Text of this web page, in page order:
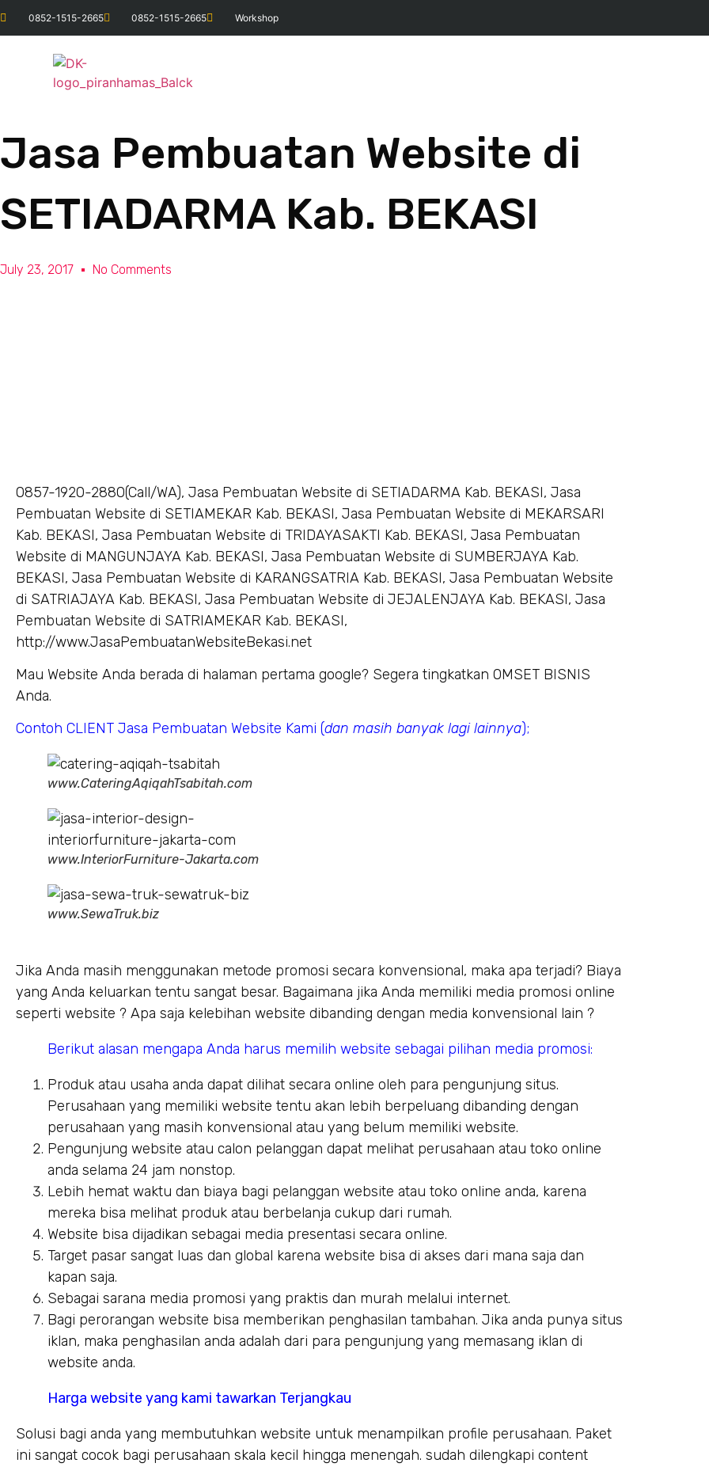
0852-1515-2665 0852-1515-2665 Workshop
Jasa Pembuatan Website di
SETIADARMA Kab. BEKASI
July 23, 2017 No Comments
0857-1920-2880(Call/WA), Jasa Pembuatan Website di SETIADARMA Kab. BEKASI, Jasa
Pembuatan Website di SETIAMEKAR Kab. BEKASI, Jasa Pembuatan Website di MEKARSARI
Kab. BEKASI, Jasa Pembuatan Website di TRIDAYASAKTI Kab. BEKASI, Jasa Pembuatan
Website di MANGUNJAYA Kab. BEKASI, Jasa Pembuatan Website di SUMBERJAYA Kab.
BEKASI, Jasa Pembuatan Website di KARANGSATRIA Kab. BEKASI, Jasa Pembuatan Website
di SATRIAJAYA Kab. BEKASI, Jasa Pembuatan Website di JEJALENJAYA Kab. BEKASI, Jasa
Pembuatan Website di SATRIAMEKAR Kab. BEKASI,
http://www.JasaPembuatanWebsiteBekasi.net
Mau Website Anda berada di halaman pertama google? Segera tingkatkan OMSET BISNIS
Anda.
Contoh CLIENT Jasa Pembuatan Website Kami (dan masih banyak lagi lainnya);
www.CateringAqiqahTsabitah.com
www.InteriorFurniture-Jakarta.com
www.SewaTruk.biz
Jika Anda masih menggunakan metode promosi secara konvensional, maka apa terjadi? Biaya
yang Anda keluarkan tentu sangat besar. Bagaimana jika Anda memiliki media promosi online
seperti website ? Apa saja kelebihan website dibanding dengan media konvensional lain ?
Berikut alasan mengapa Anda harus memilih website sebagai pilihan media promosi:
Produk atau usaha anda dapat dilihat secara online oleh para pengunjung situs.
Perusahaan yang memiliki website tentu akan lebih berpeluang dibanding dengan
perusahaan yang masih konvensional atau yang belum memiliki website.
Pengunjung website atau calon pelanggan dapat melihat perusahaan atau toko online
anda selama 24 jam nonstop.
Lebih hemat waktu dan biaya bagi pelanggan website atau toko online anda, karena
mereka bisa melihat produk atau berbelanja cukup dari rumah.
Website bisa dijadikan sebagai media presentasi secara online.
Target pasar sangat luas dan global karena website bisa di akses dari mana saja dan
kapan saja.
Sebagai sarana media promosi yang praktis dan murah melalui internet.
Bagi perorangan website bisa memberikan penghasilan tambahan. Jika anda punya situs
iklan, maka penghasilan anda adalah dari para pengunjung yang memasang iklan di
website anda.
Harga website yang kami tawarkan Terjangkau
Solusi bagi anda yang membutuhkan website untuk menampilkan profile perusahaan. Paket
ini sangat cocok bagi perusahaan skala kecil hingga menengah. sudah dilengkapi content